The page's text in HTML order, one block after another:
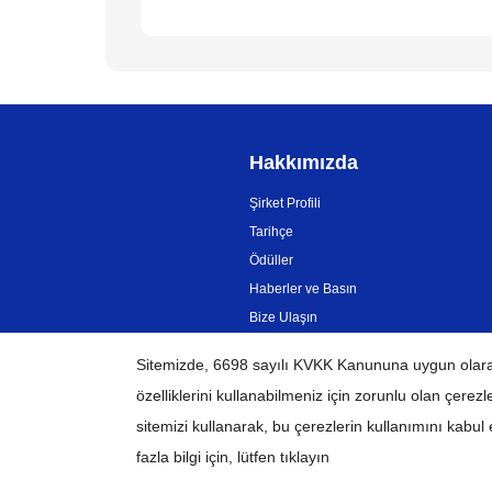
Hakkımızda
Şirket Profili
Tarihçe
Ödüller
Haberler ve Basın
Bize Ulaşın
TÜRKİYE Küresel Ağ
Sitemizde, 6698 sayılı KVKK Kanununa uygun
özelliklerini kullanabilmeniz için zorunlu olan
sitemizi kullanarak, bu çerezlerin kullanımını
fazla bilgi için, lütfen tıklayın